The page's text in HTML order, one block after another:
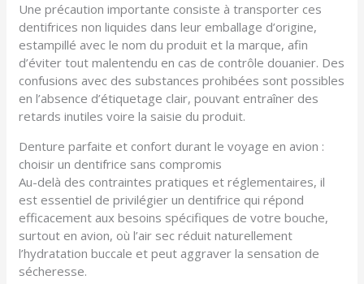
Une précaution importante consiste à transporter ces
dentifrices non liquides dans leur emballage d’origine,
estampillé avec le nom du produit et la marque, afin
d’éviter tout malentendu en cas de contrôle douanier. Des
confusions avec des substances prohibées sont possibles
en l’absence d’étiquetage clair, pouvant entraîner des
retards inutiles voire la saisie du produit.
Denture parfaite et confort durant le voyage en avion :
choisir un dentifrice sans compromis
Au-delà des contraintes pratiques et réglementaires, il
est essentiel de privilégier un dentifrice qui répond
efficacement aux besoins spécifiques de votre bouche,
surtout en avion, où l’air sec réduit naturellement
l’hydratation buccale et peut aggraver la sensation de
sécheresse.